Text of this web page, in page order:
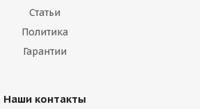
Статьи
Политика
Гарантии
Наши контакты